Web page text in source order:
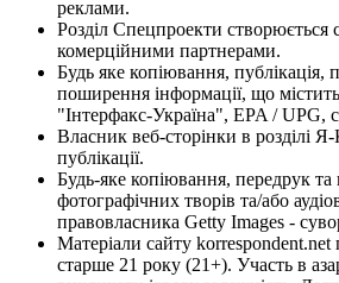
реклами.
Розділ Спецпроекти створюється
комерційними партнерами.
Будь яке копіювання, публікація,
поширення інформації, що
"Інтерфакс-Україна", EPA / UPG,
Власник веб-сторінки в розділі
публікації.
Будь-яке копіювання, передрук та
фотографічних творів та/або
правовласника Getty Images -
Матеріали сайту korrespondent.net
старше 21 року (21+). Участь в